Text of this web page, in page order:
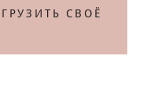
СВОЁ